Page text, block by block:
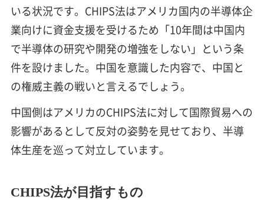
いる状況です。CHIPS法はアメリカ国内の半導体企
業向けに資金支援を受けるため「10年間は中国内
で半導体の研究や開発の増強をしない」という条
件を設けました。中国を意識した内容で、中国と
の権威主義の戦いと言えるでしょう。
中国側はアメリカのCHIPS法に対して国際貿易への
影響があるとして反対の姿勢を見せており、半導
体生産を巡って対立しています。
CHIPS法が目指すもの